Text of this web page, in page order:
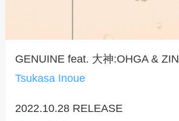
GENUINE feat. 大神:OHGA & ZIN
Tsukasa Inoue
2022.10.28 RELEASE